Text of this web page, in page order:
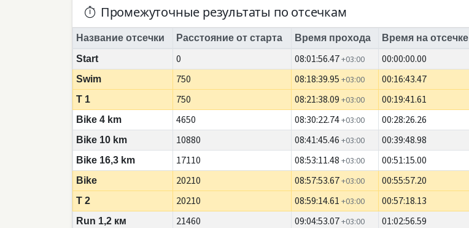
Промежуточные результаты по отсечкам
Название отсечки Расстояние от старта Время прохода Время на отсечке
Start
0 08:01:56.47+03:00 00:00:00.00
Swim 750 08:18:39.95 +03:00 00:16:43.47
T 1 750 08:21:38.09 +03:00 00:19:41.61
Bike 4 km 4650 08:30:22.74+03:00 00:28:26.26
Bike 10 km 10880 08:41:45.46 +03:00 00:39:48.98
Bike 16,3 km 17110 08:53:11.48 +03:00 00:51:15.00
Bike 20210 08:57:53.67+03:00 00:55:57.20
T 2 20210 08:59:14.61 +03:00 00:57:18.13
Run 1,2 км 21460 09:04:53.07+03:00 01:02:56.59